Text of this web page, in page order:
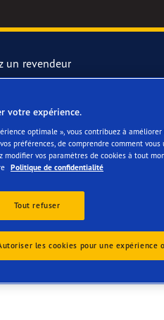
un revendeur
votre expérience.
optimale », vous contribuez à
préférences, de comprendre comment
modifier vos paramètres de cookies à tout
Politique de confidentialité
Tout refuser
les cookies pour une expérience